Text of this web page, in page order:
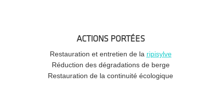
ACTIONS PORTÉES
Restauration et entretien de la ripisylve
Réduction des dégradations de berge
Restauration de la continuité écologique